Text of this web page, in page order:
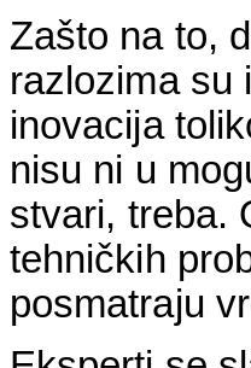
Zašto na to,
razlozima su
inovacija
nisu ni u
stvari, treba.
tehničkih
posmatraju